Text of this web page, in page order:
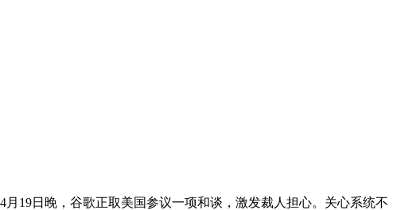
19日晚，谷歌正取美国参议一项和谈，激发裁人担心。关心系统不